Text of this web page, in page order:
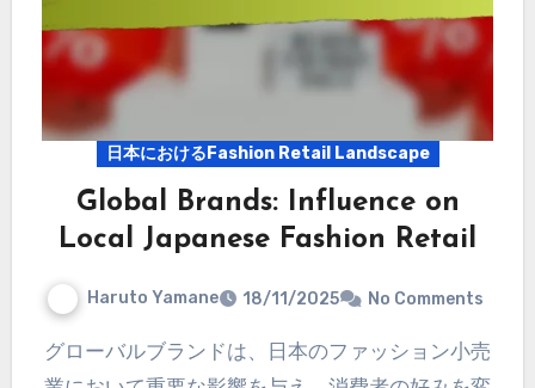
日本におけるFashion Retail Landscape
Global Brands: Influence on
Local Japanese Fashion Retail
Haruto Yamane 18/11/2025 No Comments
グローバルブランドは、日本のファッション小売